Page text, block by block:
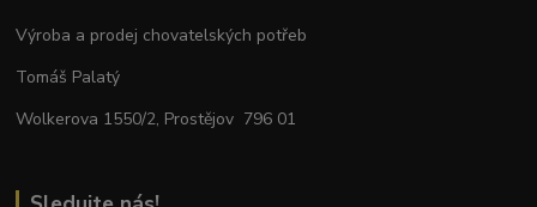
Výroba a prodej chovatelských potřeb
Tomáš Palatý
Wolkerova 1550/2, Prostějov 796 01